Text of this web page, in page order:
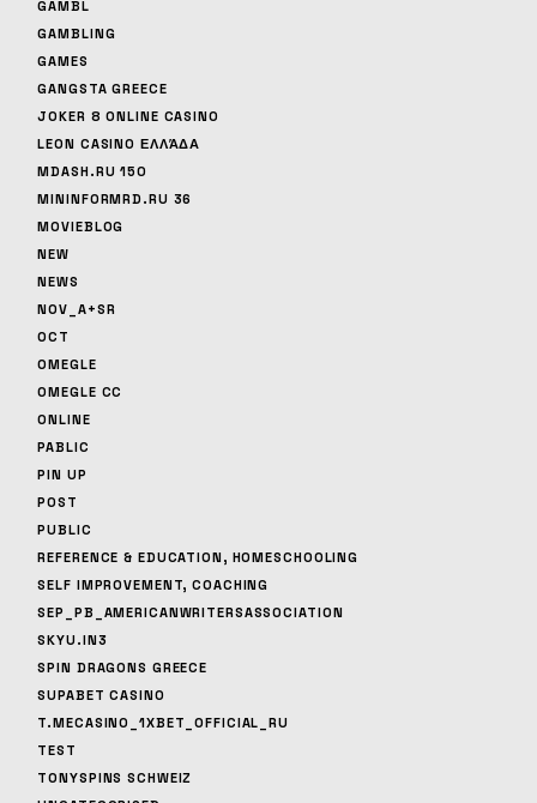
GAMBL
GAMBLING
GAMES
GANGSTA GREECE
JOKER 8 ONLINE CASINO
LEON CASINO ΕΛΛΆΔΑ
MDASH.RU 150
MININFORMRD.RU 36
MOVIEBLOG
NEW
NEWS
NOV_A+SR
OCT
OMEGLE
OMEGLE CC
ONLINE
PABLIC
PIN UP
POST
PUBLIC
REFERENCE & EDUCATION, HOMESCHOOLING
SELF IMPROVEMENT, COACHING
SEP_PB_AMERICANWRITERSASSOCIATION
SKYU.IN3
SPIN DRAGONS GREECE
SUPABET CASINO
T.MECASINO_1XBET_OFFICIAL_RU
TEST
TONYSPINS SCHWEIZ